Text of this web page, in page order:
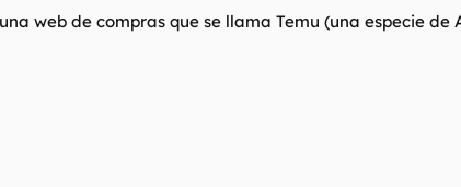
web de compras que se llama Temu (una especie